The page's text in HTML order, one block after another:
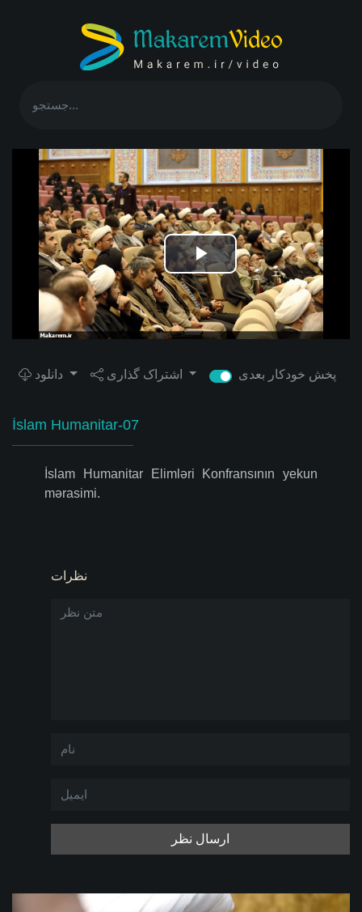
Play
Video
پخش خودکار بعدی
İslam Humanitar-07
İslam Humanitar Elimləri Konfransının yekun
mərasimi.
نظرات
ارسال نظر